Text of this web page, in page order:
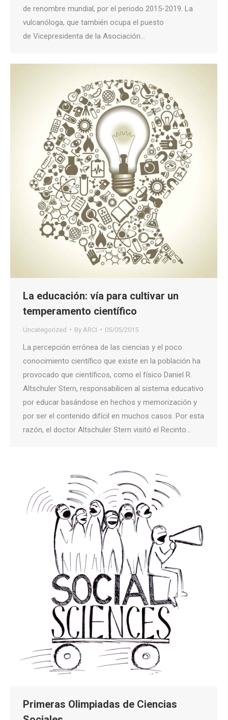
de renombre mundial, por el periodo 2015-2019. La
vulcanóloga, que también ocupa el puesto
de Vicepresidenta de la Asociación…
La educación: vía para cultivar un
temperamento científico
Uncategorized By ARCI 05/05/2015
La percepción errónea de las ciencias y el poco
conocimiento científico que existe en la población ha
provocado que científicos, como el físico Daniel R.
Altschuler Stern, responsabilicen al sistema educativo
por educar basándose en hechos y memorización y
por ser el contenido difícil en muchos casos. Por esta
razón, el doctor Altschuler Stern visitó el Recinto…
Primeras Olimpiadas de Ciencias